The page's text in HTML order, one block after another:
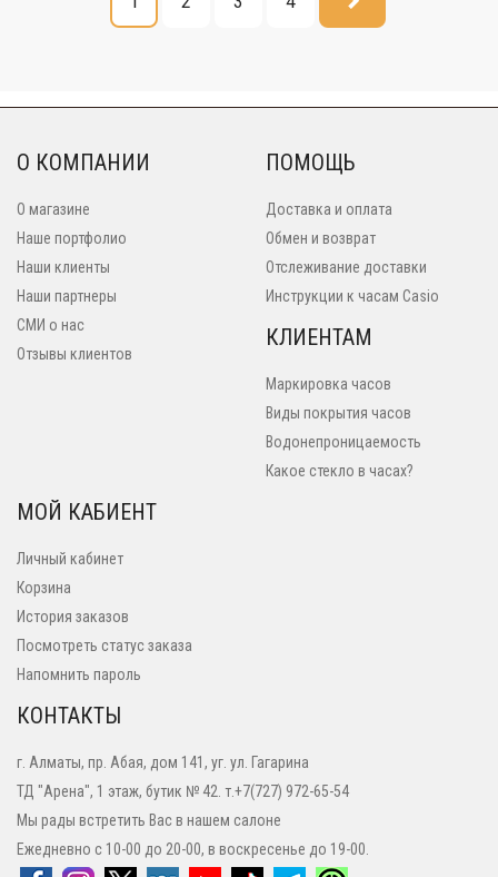
О КОМПАНИИ
О магазине
Наше портфолио
Наши клиенты
Наши партнеры
СМИ о нас
Отзывы клиентов
ПОМОЩЬ
Доставка и оплата
Обмен и возврат
Отслеживание доставки
Инструкции к часам Casio
КЛИЕНТАМ
Маркировка часов
Виды покрытия часов
Водонепроницаемость
Какое стекло в часах?
МОЙ КАБИЕНТ
Личный кабинет
Корзина
История заказов
Посмотреть статус заказа
Напомнить пароль
КОНТАКТЫ
г. Алматы, пр. Абая, дом 141, уг. ул. Гагарина
ТД "Арена", 1 этаж, бутик № 42. т.+7(727) 972-65-54
Мы рады встретить Вас в нашем салоне
Ежедневно с 10-00 до 20-00, в воскресенье до 19-00.